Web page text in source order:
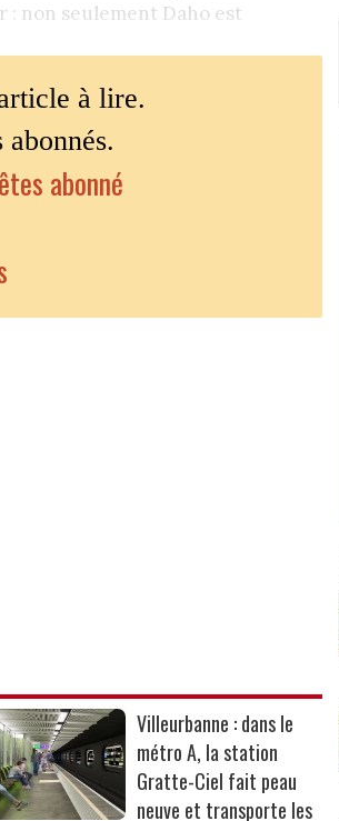
: non seulement Daho est
à lire.
abonné
Villeurbanne : dans le
métro A, la station
Gratte-Ciel fait peau
neuve et transporte les